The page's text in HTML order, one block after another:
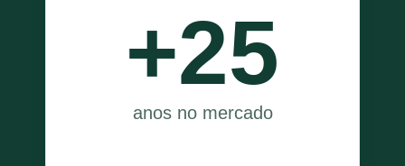
+25
anos no mercado